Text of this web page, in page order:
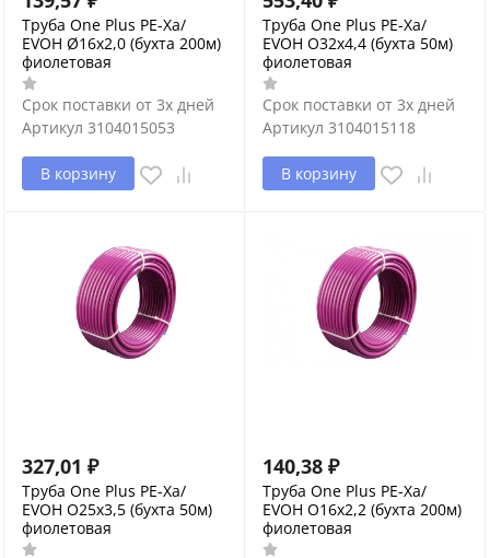
Труба One Plus PE-Xa/
EVOH Ø16х2,0 (бухта 200м)
фиолетовая
Срок поставки от 3х дней
Артикул 3104015053
В корзину
Труба One Plus PE-Xa/
EVOH O32х4,4 (бухта 50м)
фиолетовая
Срок поставки от 3х дней
Артикул 3104015118
В корзину
327,01 ₽
Труба One Plus PE-Xa/
EVOH O25х3,5 (бухта 50м)
фиолетовая
140,38 ₽
Труба One Plus PE-Xa/
EVOH O16х2,2 (бухта 200м)
фиолетовая